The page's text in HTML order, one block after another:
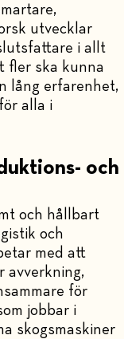
utvecklar
i allt
fler ska kunna
lång erfarenhet,
alla i
och
och hållbart
och
med att
avverkning,
för
jobbar i
skogsmaskiner